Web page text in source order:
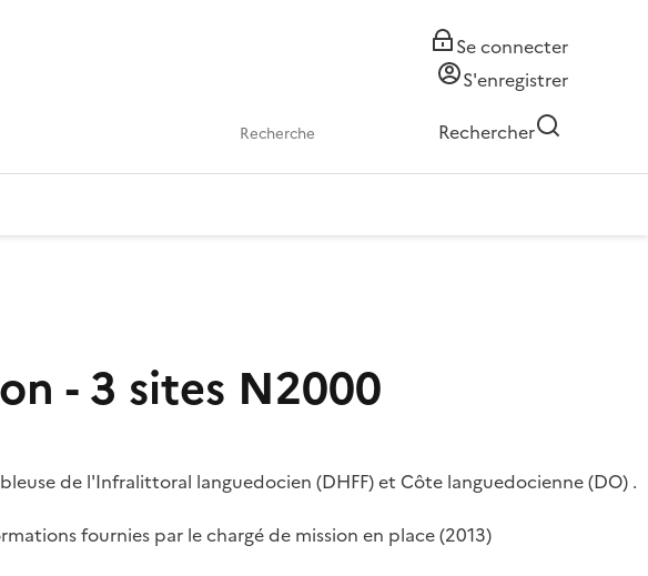
Se connecter
S'enregistrer
Rechercher
- 3 sites N2000
de l'Infralittoral languedocien (DHFF) et Côte languedocienne (DO) .
fournies par le chargé de mission en place (2013)